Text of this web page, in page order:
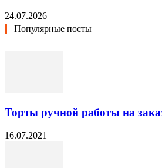
24.07.2026
Популярные посты
Торты ручной работы на
16.07.2021